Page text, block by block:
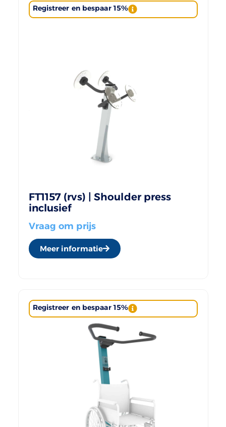
Registreer en bespaar 15%
FT1157 (rvs) | Shoulder press
inclusief
Vraag om prijs
Meer informatie
Registreer en bespaar 15%